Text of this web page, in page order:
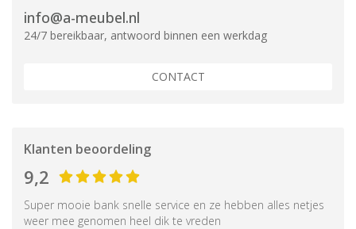
info@a-meubel.nl
24/7 bereikbaar, antwoord binnen een werkdag
CONTACT
Klanten beoordeling
9,2
Super mooie bank snelle service en ze hebben alles netjes
weer mee genomen heel dik te vreden